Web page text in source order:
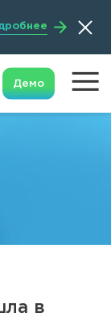
Демо
в